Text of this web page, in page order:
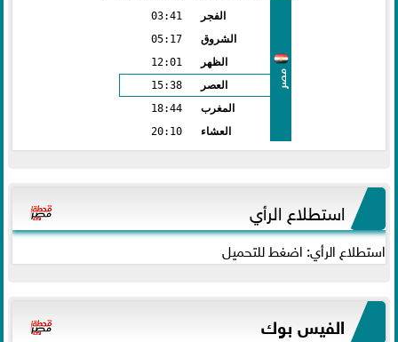
مصر
الفجر
03:41
الشروق
05:17
الظهر
12:01
العصر
15:38
المغرب
18:44
العشاء
20:10
استطلاع الرأي
استطلاع الرأي: اضغط للتحميل
الفيس بوك